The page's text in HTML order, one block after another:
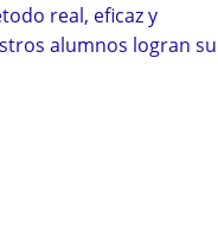
real, eficaz y
alumnos logran su